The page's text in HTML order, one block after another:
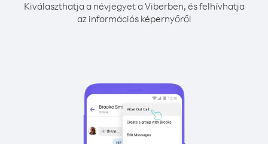
Kiválaszthatja a névjegyet a Viberben, és felhívhatja
az információs képernyőről